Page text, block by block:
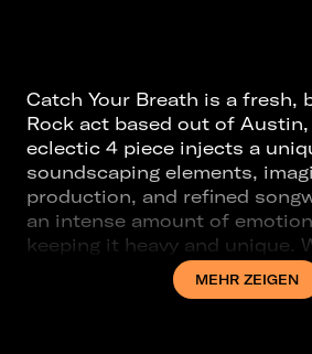
Catch Your Breath is a fresh,
Rock act based out of Austin,
eclectic 4 piece injects a
soundscaping elements,
production, and refined
an intense amount of
keeping it heavy and unique.
of their debut album “Shame
multiple singles added to
MEHR ZEIGEN